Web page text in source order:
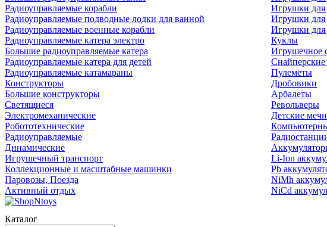
Радиоуправляемые корабли
Радиоуправляемые подводные лодки для ванной
Радиоуправляемые военные корабли
Радиоуправляемые катера электро
Большие радиоуправляемые катера
Радиоуправляемые катера для детей
Радиоуправляемые катамараны
Конструкторы
Большие конструкторы
Светящиеся
Электромеханические
Робототехнические
Радиоуправляемые
Динамические
Игрушечный транспорт
Коллекционные и масштабные машинки
Паровозы, Поезда
Активный отдых
Игрушки для
Игрушки для
Игрушки для
Куклы
Игрушечное
Пулеметы
Дробовики
Арбалеты
Револьверы
Детские мечи
Li-Ion
Pb
NiMh
NiCd
Каталог